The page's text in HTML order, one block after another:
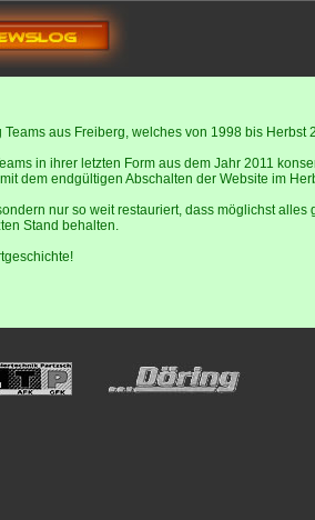
aus Freiberg, welches von 1998 bis Herbst
in ihrer letzten Form aus dem Jahr 2011
dem endgültigen Abschalten der Website im
nur so weit restauriert, dass möglichst alles
Stand behalten.